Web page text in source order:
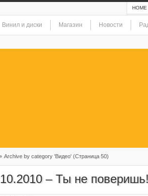
HOME
Винил и диски Магазин Новости
Archive by category 'Видео' (Страница 50)
– Ты не поверишь!